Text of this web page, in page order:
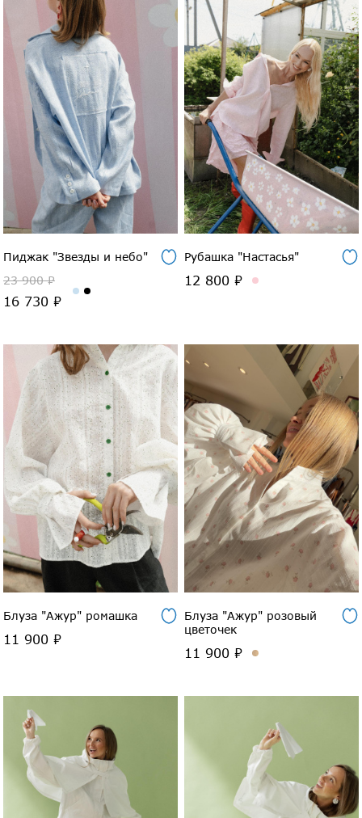
Пиджак "Звезды и небо"
23 900 ₽
16 730 ₽
Рубашка "Настасья"
12 800 ₽
Блуза "Ажур" ромашка
11 900 ₽
Блуза "Ажур" розовый
цветочек
11 900 ₽